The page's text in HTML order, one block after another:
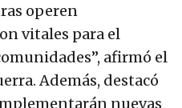
operen
vitales para el
afirmó el
Además, destacó
nuevas